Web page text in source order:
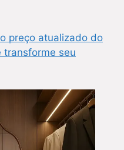
preço atualizado do
transforme seu